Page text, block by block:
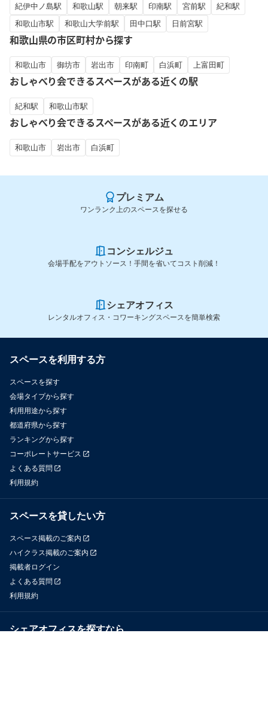
紀伊中ノ島駅 和歌山駅 朝来駅 印南駅 宮前駅
紀和駅
和歌山市駅
和歌山大学前駅 田中口駅 日前宮駅
和歌山県の市区町村から探す
和歌山市 御坊市 岩出市 印南町 白浜町 上富田町
おしゃべり会できるスペースがある近くの駅
紀和駅 和歌山市駅
おしゃべり会できるスペースがある近くのエリア
和歌山市 岩出市 白浜町
プレミアム
ワンランク上のスペースを探せる
コンシェルジュ
会場手配をアウトソース！手間を省いてコスト削減！
シェアオフィス
レンタルオフィス・コワーキングスペースを簡単検索
スペースを利用する方
スペースを探す
会場タイプから探す
利用用途から探す
都道府県から探す
ランキングから探す
コーポレートサービス
よくある質問
利用規約
スペースを貸したい方
スペース掲載のご案内
ハイクラス掲載のご案内
掲載者ログイン
よくある質問
利用規約
シェアオフィスを探すなら